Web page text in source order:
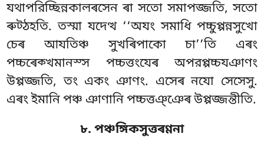
যথাপরিচ্ছিন্নকালৰসেন ৰা সতো সমাপজ্জতি, সতো
ৰুট্ঠহতি. তস্মা যদেত্থ ‘‘অযং সমাধি পচ্চুপ্পন্নসুখো
চেৰ আযতিঞ্চ সুখৰিপাকো চা’’তি এৰং
পচ্চৰেক্খমানস্স পচ্চত্তংযেৰ অপরপ্পচ্চযঞাণং
উপ্পজ্জতি, তং একং ঞাণং. এসেৰ নযো সেসেসু.
এৰং ইমানি পঞ্চ ঞাণানি পচ্চত্তঞ্ঞেৰ উপ্পজ্জন্তীতি.
৮. পঞ্চঙ্গিকসুত্তৰণ্ণনা